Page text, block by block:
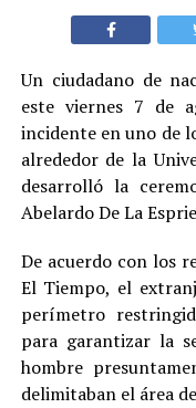
Un ciudadano de
este viernes 7 de
incidente en uno de
alrededor de la
desarrolló la
Abelardo De La
De acuerdo con los
El Tiempo, el
perímetro
para garantizar la
hombre
delimitaban el área